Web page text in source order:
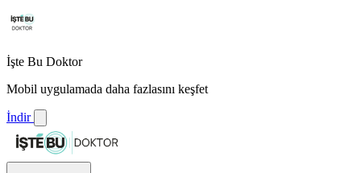
İşte Bu Doktor
Mobil uygulamada daha fazlasını keşfet
İndir